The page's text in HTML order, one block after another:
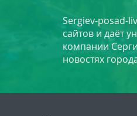
Sergiev-posad-
сайтов и даёт
компании
новостях